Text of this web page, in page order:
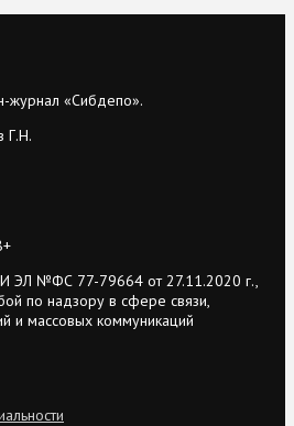
«Сибдепо».
Г.Н.
ЭЛ №ФС 77-79664 от 27.11.2020 г.,
по надзору в сфере связи,
и массовых коммуникаций